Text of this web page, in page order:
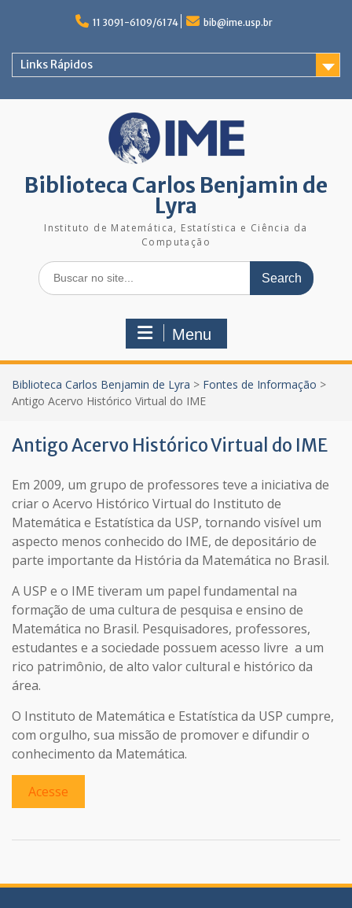
11 3091-6109/6174 bib@ime.usp.br
Links Rápidos
Biblioteca Carlos Benjamin de
Lyra
Instituto de Matemática, Estatística e Ciência da
Computação
Search
for:
Menu
Biblioteca Carlos Benjamin de Lyra > Fontes de Informação >
Antigo Acervo Histórico Virtual do IME
Antigo Acervo Histórico Virtual do IME
Em 2009, um grupo de professores teve a iniciativa de
criar o Acervo Histórico Virtual do Instituto de
Matemática e Estatística da USP, tornando visível um
aspecto menos conhecido do IME, de depositário de
parte importante da História da Matemática no Brasil.
A USP e o IME tiveram um papel fundamental na
formação de uma cultura de pesquisa e ensino de
Matemática no Brasil. Pesquisadores, professores,
estudantes e a sociedade possuem acesso livre a um
rico patrimônio, de alto valor cultural e histórico da
área.
O Instituto de Matemática e Estatística da USP cumpre,
com orgulho, sua missão de promover e difundir o
conhecimento da Matemática.
Acesse